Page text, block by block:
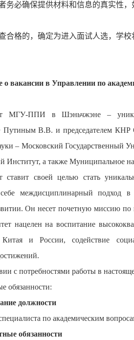
者务必确保提供材料和信息的真实性
合格的，确定为进入面试人选，学校
о вакансии в Управлении по
МГУ-ППИ в Шэньчжэне –
В.В. и председателем КНР
– Московский
Институт, а также Муниципальное
ставит своей целью стать
междисциплинарный подход в
Он несет почетную миссию по
нацелен на воспитание
Китая и России, содействие
с потребностями работы в
обязанности:
должности
по академическим
обязанности